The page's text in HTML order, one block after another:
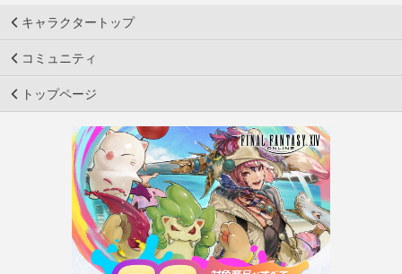
キャラクタートップ
コミュニティ
トップページ